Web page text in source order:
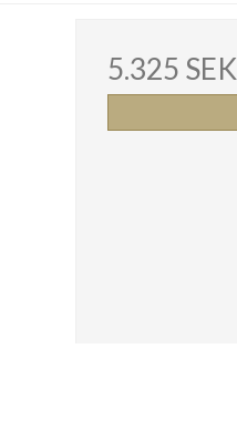
5.325 SEK